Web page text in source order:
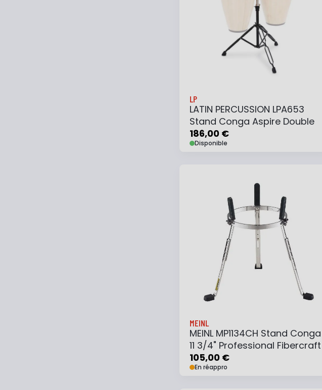
LP
LATIN PERCUSSION LPA653
Stand Conga Aspire Double
186,00 €
Disponible
Ajouter au panier
Ajouter à ma liste
MEINL
MEINL MP1134CH Stand Conga
11 3/4" Professional Fibercraft
105,00 €
En réappro